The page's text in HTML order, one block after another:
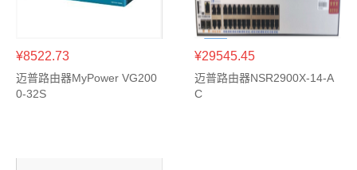
¥8522.73
迈普路由器MyPower VG200
0-32S
¥29545.45
迈普路由器NSR2900X-14-A
C